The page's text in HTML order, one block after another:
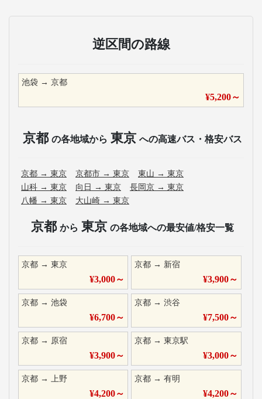
逆区間の路線
池袋 → 京都
¥5,200～
京都 の各地域から 東京 への高速バス・格安バス
京都 → 東京 京都市 → 東京 東山 → 東京
山科 → 東京 向日 → 東京 長岡京 → 東京
八幡 → 東京 大山崎 → 東京
京都 から 東京 の各地域への最安値/格安一覧
京都 → 東京
¥3,000～
京都 → 新宿
¥3,900～
京都 → 池袋
¥6,700～
京都 →渋谷
¥7,500～
京都 → 原宿
¥3,900～
京都 →東京駅
¥3,000～
京都 → 上野
¥4,200～
京都 →有明
¥4,200～